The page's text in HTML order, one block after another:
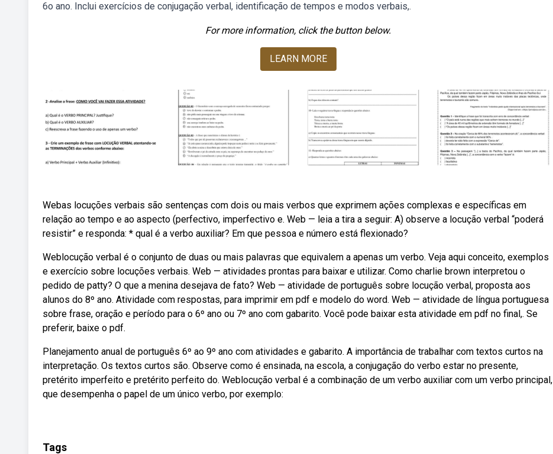
6o ano. Inclui exercícios de conjugação verbal, identificação de tempos e modos verbais,.
For more information, click the button below.
LEARN MORE
Webas locuções verbais são sentenças com dois ou mais verbos que exprimem ações complexas e específicas em
relação ao tempo e ao aspecto (perfectivo, imperfectivo e. Web — leia a tira a seguir: A) observe a locução verbal “poderá
resistir” e responda: * qual é a verbo auxiliar? Em que pessoa e número está flexionado?
Weblocução verbal é o conjunto de duas ou mais palavras que equivalem a apenas um verbo. Veja aqui conceito, exemplos
e exercício sobre locuções verbais. Web — atividades prontas para baixar e utilizar. Como charlie brown interpretou o
pedido de patty? O que a menina desejava de fato? Web — atividade de português sobre locução verbal, proposta aos
alunos do 8º ano. Atividade com respostas, para imprimir em pdf e modelo do word. Web — atividade de língua portuguesa
sobre frase, oração e período para o 6º ano ou 7º ano com gabarito. Você pode baixar esta atividade em pdf no final,. Se
preferir, baixe o pdf.
Planejamento anual de português 6º ao 9º ano com atividades e gabarito. A importância de trabalhar com textos curtos na
interpretação. Os textos curtos são. Observe como é ensinada, na escola, a conjugação do verbo estar no presente,
pretérito imperfeito e pretérito perfeito do. Weblocução verbal é a combinação de um verbo auxiliar com um verbo principal,
que desempenha o papel de um único verbo, por exemplo:
Tags